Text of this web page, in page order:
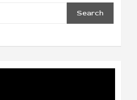
Search